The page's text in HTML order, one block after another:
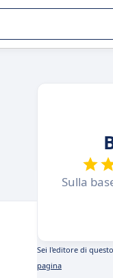
Sulla
Sei l'editore di
pagina